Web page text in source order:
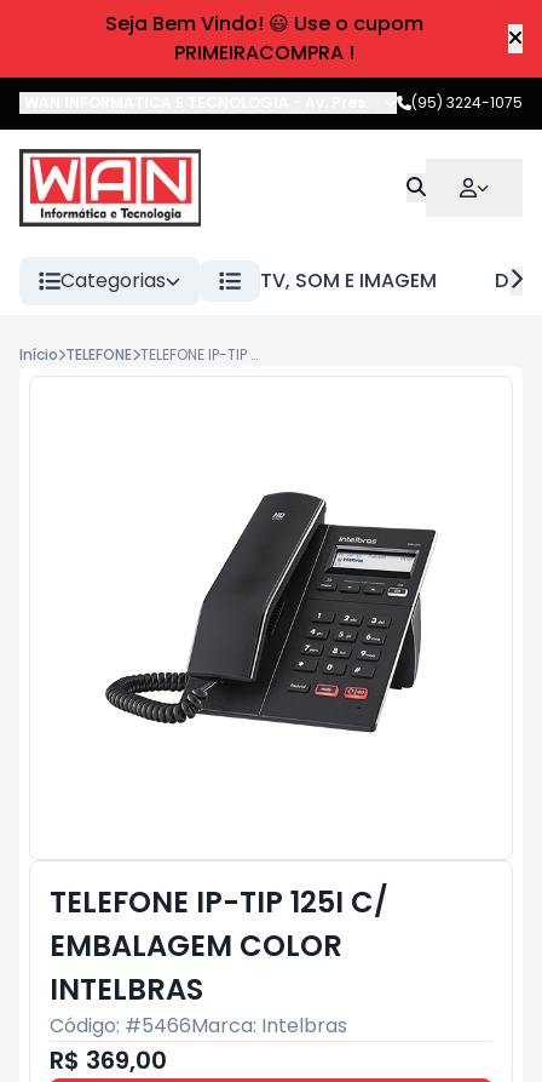
Seja Bem Vindo! 😃 Use o cupom
PRIMEIRACOMPRA !
Av. Pres. Castelo Branco,Boa
(95) 3224-1075
Categorias TV, SOM E IMAGEM
Início TELEFONE TELEFONE IP-TIP 125I C/ EMBALAGEM COLOR INTELBRAS
TELEFONE IP-TIP 125I C/
EMBALAGEM COLOR
INTELBRAS
Código: #5466Marca: Intelbras
R$ 369,00